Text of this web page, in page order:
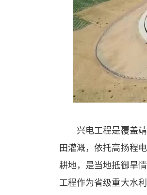
兴电工程是覆盖靖
田灌溉，依托高扬程
耕地，是当地抵御旱
工程作为省级重大水